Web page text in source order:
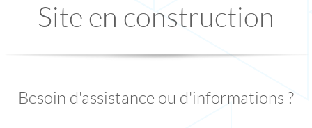
Site en construction
Besoin d'assistance ou d'informations ?